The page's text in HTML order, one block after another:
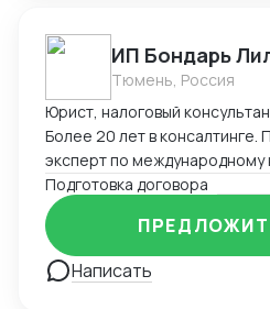
ИП Бондарь
Тюмень, Россия
Юрист, налоговый
Более 20 лет в консалтинге.
эксперт по
применению СОИДН, MLI.
заключений по
иностранных юрисдикциях.
сделок. Анализ условий
интересов клиента в судах,
Подготовка договора
Написать